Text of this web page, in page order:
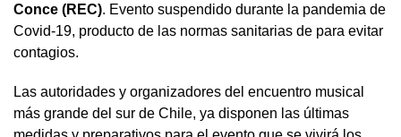
Conce (REC). Evento suspendido durante la pandemia de
Covid-19, producto de las normas sanitarias de para evitar
contagios.
Las autoridades y organizadores del encuentro musical
más grande del sur de Chile, ya disponen las últimas